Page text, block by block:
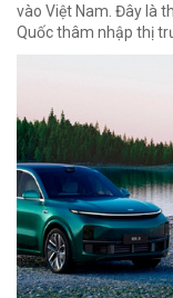
vào Việt Nam. Đây là
Quốc thâm nhập thị